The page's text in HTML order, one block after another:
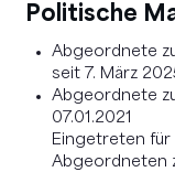
Politische
Abgeordnete
seit 7. März
Abgeordnete
07.01.2021
Eingetreten für
Abgeordneten